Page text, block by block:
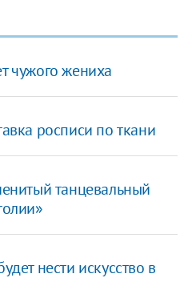
чужого жениха
росписи по ткани
танцевальный
нести искусство в